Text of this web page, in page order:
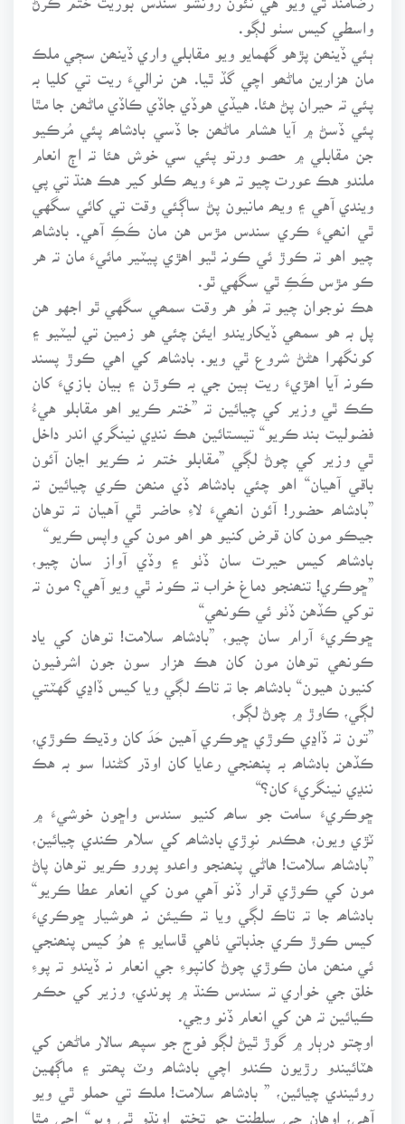
واسطي کيس سٺو لڳو.
ٻئي ڏينھن پڙهو گهمايو ويو مقابلي واري ڏينھن سڄي ملڪ
مان هزارين ماڻھو اچي گڏ ٿيا. هن نراليءَ ريت تي کليا بہ
پئي تہ حيران پڻ هئا. هيڏي هوڏي جاڏي ڪاڏي ماڻھن جا مٿا
پئي ڏسڻ ۾ آيا هشام ماڻھن جا ڏسي بادشاھہ پئي مُرڪيو
جن مقابلي ۾ حصو ورتو پئي سي خوش هئا تہ اڄ انعام
ملندو هڪ عورت چيو تہ هوءَ ويھہ ڪلو کير هڪ هنڌ تي پي
ويندي آهي ۽ ويھہ مانيون پڻ ساڳئي وقت تي کائي سگهي
ٿي انھيءَ ڪري سندس مڙس هن مان ڪَڪِ آهي. بادشاھہ
چيو اهو تہ ڪوڙ ئي ڪونہ ٿيو اهڙي پيٽير مائيءَ مان تہ هر
ڪو مڙس ڪَڪِ ٿي سگهي ٿو.
هڪ نوجوان چيو تہ هُو هر وقت سمھي سگهي ٿو اجهو هن
پل بہ هو سمھي ڏيکاريندو ايئن چئي هو زمين تي ليٽيو ۽
کونگهرا هڻڻ شروع ٿي ويو. بادشاھہ کي اهي ڪوڙ پسند
ڪونہ آيا اهڙيءَ ريت ٻين جي بہ ڪوڙن ۽ بيان بازيءَ کان
ڪڪ ٿي وزير کي چيائين تہ ”ختم ڪريو اهو مقابلو هيءُ
فضوليت بند ڪريو“ تيستائين هڪ ننڍي نينگري اندر داخل
ٿي وزير کي چوڻ لڳي ”مقابلو ختم نہ ڪريو اڃان آئون
باقي آهيان“ اهو چئي بادشاھہ ڏي منھن ڪري چيائين تہ
”بادشاھہ حضور! آئون انھيءَ لاءِ حاضر ٿي آهيان تہ توهان
جيڪو مون کان قرض کنيو هو اهو مون کي واپس ڪريو“
بادشاھہ کيس حيرت سان ڏٺو ۽ وڏي آواز سان چيو،
”ڇوڪري! تنھنجو دماغ خراب تہ ڪونہ ٿي ويو آهي؟ مون تہ
توکي ڪڏهن ڏٺو ئي ڪونھي“
ڇوڪريءَ آرام سان چيو، ”بادشاھہ سلامت! توهان کي ياد
ڪونھي توهان مون کان هڪ هزار سون جون اشرفيون
کنيون هيون“ بادشاھہ جا تہ تاڪ لڳي ويا کيس ڏاڍي گهٽتي
لڳي، ڪاوڙ ۾ چوڻ لڳو،
”تون تہ ڏاڍي ڪوڙي ڇوڪري آهين حَدَ کان وڌيڪ ڪوڙي،
ڪڏهن بادشاھہ بہ پنھنجي رعايا کان اوڌر کڻندا سو بہ هڪ
ننڍي نينگريءَ کان؟“
ڇوڪريءَ سامت جو ساھہ کنيو سندس واڇون خوشيءَ ۾
ٽڙي ويون، هڪدم نوِڙي بادشاھہ کي سلام ڪندي چيائين،
”بادشاھہ سلامت! هاڻي پنھنجو واعدو پورو ڪريو توهان پاڻ
مون کي ڪوڙي قرار ڏنو آهي مون کي انعام عطا ڪريو“
بادشاھہ جا تہ تاڪ لڳي ويا تہ ڪيئن نہ هوشيار ڇوڪريءَ
کيس ڪوڙ ڪري جذباتي ٺاهي ڦاسايو ۽ هوُ کيس پنھنجي
ئي منھن مان ڪوڙي چوڻ کانپوءِ جي انعام نہ ڏيندو تہ پوءِ
خلق جي خواري تہ سندس ڪنڌ ۾ پوندي، وزير کي حڪم
ڪيائين تہ هن کي انعام ڏنو وڃي.
اوچتو درٻار ۾ گوڙ ٿيڻ لڳو فوج جو سپھہ سالار ماڻھن کي
هٽائيندو رڙيون ڪندو اچي بادشاھہ وٽ پھتو ۽ ماڳهين
روئيندي چيائين، ” بادشاھہ سلامت! ملڪ تي حملو ٿي ويو
آهي، اوهان جي سلطنت جو تختو اونڌو ٿي ويو“ اچي مٿا